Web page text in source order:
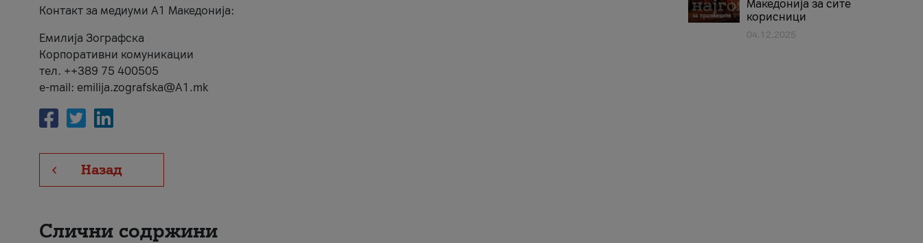
Контакт за медиуми А1 Македонија:
Емилија Зографска
Корпоративни комуникации
тел. ++389 75 400505
e-mail: emilija.zografska@A1.mk
Назад
Македонија за сите
корисници
04.12.2025
Слични содржини